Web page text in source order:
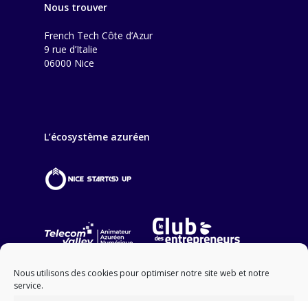
Nous utilisons des cookies pour optimiser notre site web et notre
service.
Nous trouver
French Tech Côte d’Azur
9 rue d’Italie
06000 Nice
L’écosystème azuréen